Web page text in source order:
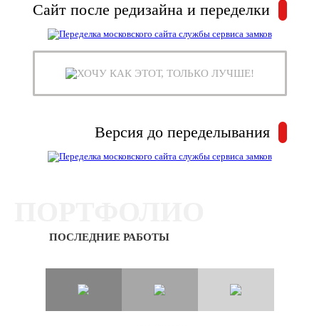
Сайт после редизайна и переделки
ХОЧУ КАК ЭТОТ, ТОЛЬКО ЛУЧШЕ!
Версия до переделывания
ПОСЛЕДНИЕ РАБОТЫ